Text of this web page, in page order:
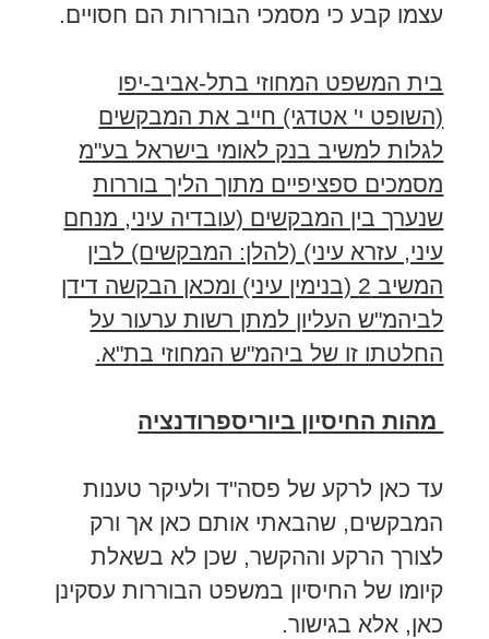
עצמו קבע כי מסמכי הבוררות הם חסויים.
בית המשפט המחוזי בתל-אביב-יפו
(השופט י' אטדגי) חייב את המבקשים
לגלות למשיב בנק לאומי בישראל בע"מ
מסמכים ספציפיים מתוך הליך בוררות
שנערך בין המבקשים (עובדיה עיני, מנחם
עיני, עזרא עיני) (להלן: המבקשים) לבין
המשיב 2 (בנימין עיני) ומכאן הבקשה דידן
לביהמ"ש העליון למתן רשות ערעור על
החלטתו זו של ביהמ"ש המחוזי בת"א.
מהות החיסיון ביוריספרודנציה
עד כאן לרקע של פסה"ד ולעיקר טענות
המבקשים, שהבאתי אותם כאן אך ורק
לצורך הרקע וההקשר, שכן לא בשאלת
קיומו של החיסיון במשפט הבוררות עסקינן
כאן, אלא בגישור.